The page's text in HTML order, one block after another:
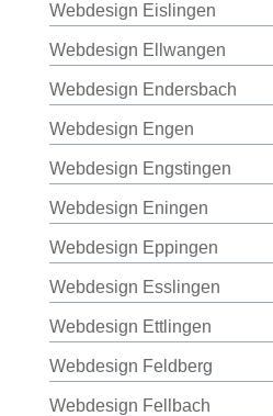
Webdesign Eislingen
Webdesign Ellwangen
Webdesign Endersbach
Webdesign Engen
Webdesign Engstingen
Webdesign Eningen
Webdesign Eppingen
Webdesign Esslingen
Webdesign Ettlingen
Webdesign Feldberg
Webdesign Fellbach